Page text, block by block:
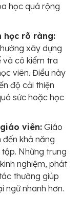
học quá rộng
học rõ ràng:
xây dựng
và có kiểm tra
viên. Điều này
độ cải thiện
sức hoặc học
viên: Giáo
khả năng
Những trung
nghiệm, phát
thường giúp
ngữ nhanh hơn.